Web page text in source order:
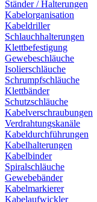
Ständer / Halterungen
Kabelorganisation
Kabeldriller
Schlauchhalterungen
Klettbefestigung
Gewebeschläuche
Isolierschläuche
Schrumpfschläuche
Klettbänder
Schutzschläuche
Kabelverschraubungen
Verdrahtungskanäle
Kabeldurchführungen
Kabelhalterungen
Kabelbinder
Spiralschläuche
Gewebebänder
Kabelmarkierer
Kabelaufwickler